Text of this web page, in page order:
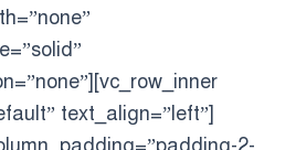
text_align=”left”]